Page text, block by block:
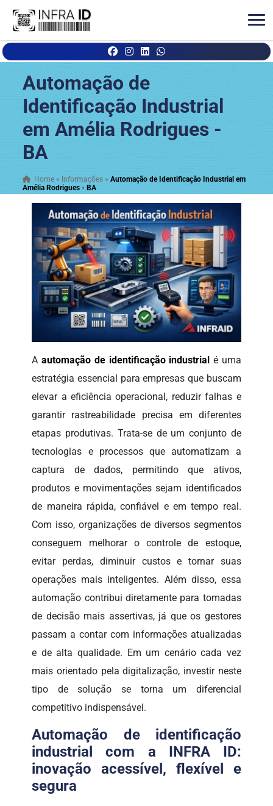
Automação de
Identificação Industrial
em Amélia Rodrigues -
BA
Home » Informações »Automação de Identificação Industrial em
Amélia Rodrigues - BA
Aautomação de identificação industrial é uma
estratégia essencial para empresas que buscam
elevar a eficiência operacional, reduzir falhas e
garantir rastreabilidade precisa em diferentes
etapas produtivas. Trata-se de um conjunto de
tecnologias e processos que automatizam a
captura de dados, permitindo que ativos,
produtos e movimentações sejam identificados
de maneira rápida, confiável e em tempo real.
Com isso, organizações de diversos segmentos
conseguem melhorar o controle de estoque,
evitar perdas, diminuir custos e tornar suas
operações mais inteligentes. Além disso, essa
automação contribui diretamente para tomadas
de decisão mais assertivas, já que os gestores
passam a contar com informações atualizadas
e de alta qualidade. Em um cenário cada vez
mais orientado pela digitalização, investir neste
tipo de solução se torna um diferencial
competitivo indispensável.
Automação de identificação
industrial com a INFRA ID:
inovação acessível, flexível e
segura